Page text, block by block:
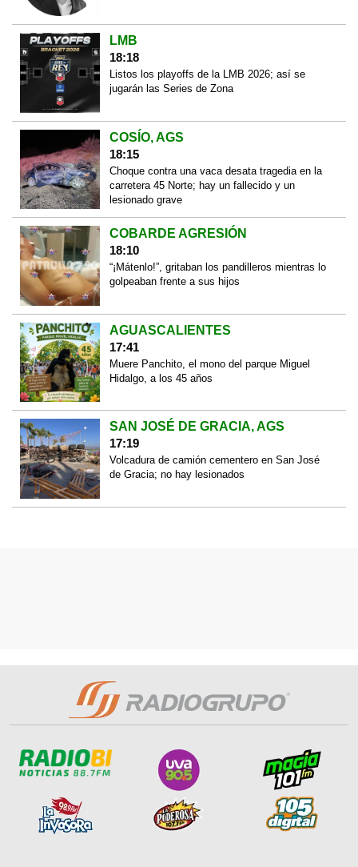
LMB
18:18
Listos los playoffs de la LMB 2026; así se
jugarán las Series de Zona
COSÍO, AGS
18:15
Choque contra una vaca desata tragedia en la
carretera 45 Norte; hay un fallecido y un
lesionado grave
COBARDE AGRESIÓN
18:10
“¡Mátenlo!”, gritaban los pandilleros mientras lo
golpeaban frente a sus hijos
AGUASCALIENTES
17:41
Muere Panchito, el mono del parque Miguel
Hidalgo, a los 45 años
SAN JOSÉ DE GRACIA, AGS
17:19
Volcadura de camión cementero en San José
de Gracia; no hay lesionados